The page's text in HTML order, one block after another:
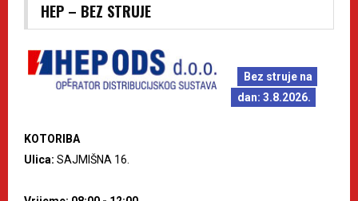
HEP – BEZ STRUJE
Bez struje na
dan: 3.8.2026.
KOTORIBA
Ulica: SAJMIŠNA 16.